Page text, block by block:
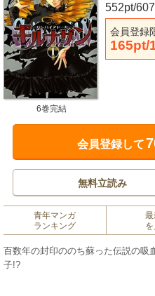
552pt/
会員登録
165pt/
6巻完結
会員登録して
無料立読み
青年マンガ
ランキング
最
百数年の封印ののち蘇った伝説の
子!?